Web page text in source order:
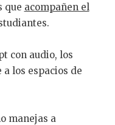
que acompañen el
con audio, los
los espacios de
manejas a